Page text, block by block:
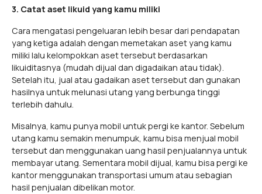
3. Catat aset likuid yang kamu miliki
Cara mengatasi pengeluaran lebih besar dari pendapatan
yang ketiga adalah dengan memetakan aset yang kamu
miliki lalu kelompokkan aset tersebut berdasarkan
likuiditasnya (mudah dijual dan digadaikan atau tidak).
Setelah itu, jual atau gadaikan aset tersebut dan gunakan
hasilnya untuk melunasi utang yang berbunga tinggi
terlebih dahulu.
Misalnya, kamu punya mobil untuk pergi ke kantor. Sebelum
utang kamu semakin menumpuk, kamu bisa menjual mobil
tersebut dan menggunakan uang hasil penjualannya untuk
membayar utang. Sementara mobil dijual, kamu bisa pergi ke
kantor menggunakan transportasi umum atau sebagian
hasil penjualan dibelikan motor.